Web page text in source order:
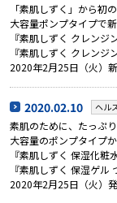
「素肌しずく」から初
大容量ポンプタイプで新
『素肌しずく クレンジ
『素肌しずく クレンジ
2020年2月25日（火）
2020.02.10 ヘル
素肌のために、たっぷ
大容量のポンプタイプ
『素肌しずく 保湿化粧
『素肌しずく 保湿ゲル
2020年2月25日（火）